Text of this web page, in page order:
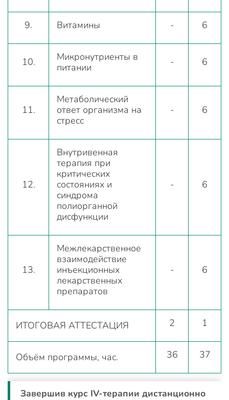
9. Витамины - 6
10.
Микронутриенты в
питании
- 6
11.
Метаболический
ответ организма на
стресс
- 6
12.
Внутривенная
терапия при
критических
состояниях и
синдрома
полиорганной
дисфункции
- 6
13.
Межлекарственное
взаимодействие
инъекционных
лекарственных
препаратов
- 6
ИТОГОВАЯ АТТЕСТАЦИЯ 2 1
Объём программы, час. 36 37
Завершив курс IV-терапии дистанционно